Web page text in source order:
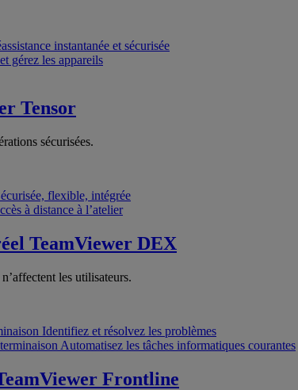
instantanée et sécurisée
gérez les appareils
Tensor
sécurisées.
flexible, intégrée
à distance à l’atelier
TeamViewer DEX
les utilisateurs.
Identifiez et résolvez les problèmes
Automatisez les tâches informatiques courantes
Frontline